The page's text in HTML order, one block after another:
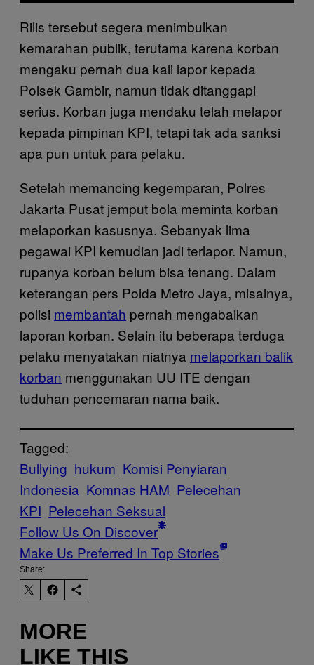
Rilis tersebut segera menimbulkan
kemarahan publik, terutama karena korban
mengaku pernah dua kali lapor kepada
Polsek Gambir, namun tidak ditanggapi
serius. Korban juga mendaku telah melapor
kepada pimpinan KPI, tetapi tak ada sanksi
apa pun untuk para pelaku.
Setelah memancing kegemparan, Polres
Jakarta Pusat jemput bola meminta korban
melaporkan kasusnya. Sebanyak lima
pegawai KPI kemudian jadi terlapor. Namun,
rupanya korban belum bisa tenang. Dalam
keterangan pers Polda Metro Jaya, misalnya,
polisi membantah pernah mengabaikan
laporan korban. Selain itu beberapa terduga
pelaku menyatakan niatnya melaporkan balik
korban menggunakan UU ITE dengan
tuduhan pencemaran nama baik.
Tagged:
Bullying hukum Komisi Penyiaran
Indonesia Komnas HAM Pelecehan
KPI Pelecehan Seksual
Follow Us On Discover
Make Us Preferred In Top Stories
Share:
MORE
LIKE THIS